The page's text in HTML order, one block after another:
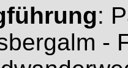
:
-